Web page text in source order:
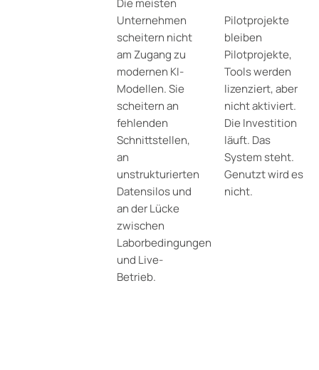
Unternehmen
scheitern nicht
am Zugang zu
modernen KI-
Modellen. Sie
scheitern an
fehlenden
Schnittstellen,
an
unstrukturierten
Datensilos und
an der Lücke
zwischen
Laborbedingungen
und Live-
Betrieb.
Pilotprojekte
bleiben
Pilotprojekte,
Tools werden
lizenziert, aber
nicht aktiviert.
Die Investition
läuft. Das
System steht.
Genutzt wird es
nicht.